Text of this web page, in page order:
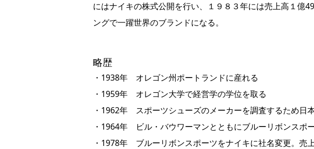
にはナイキの株式公開を行い、１９８３年には売上高１億
ングで一躍世界のブランドになる。
略歴
・1938年 オレゴン州ポートランドに産れる
・1959年 オレゴン大学で経営学の学位を取る
・1962年 スポーツシューズのメーカーを調査するため日
・1964年 ビル・バウワーマンとともにブルーリボンスポ
・1978年 ブルーリボンスポーツをナイキに社名変更。売